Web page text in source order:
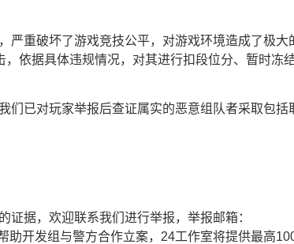
严重破坏了游戏竞技公平，对游戏环境造成了极大
依据具体违规情况，对其进行扣段位分、暂时冻
们已对玩家举报后查证属实的恶意组队者采取包括
据，欢迎联系我们进行举报，举报邮箱：
开发组与警方合作立案，24工作室将提供最高